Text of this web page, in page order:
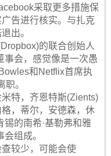
采取更多措施保
告进行核实。与扎克
出。
的联合创始人
事会，感觉像是一次愚
和Netflix首席执
。
特，齐恩特斯(Zients)
，蒂尔，安德森，休
锡的南希·基勒弗和雅
组成。
较少，可能会使